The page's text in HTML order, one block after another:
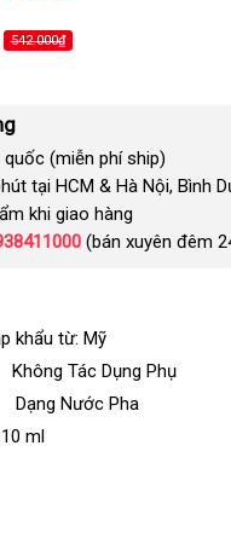
542.000₫
(miễn phí ship)
tại HCM & Hà Nội, Bình
khi giao hàng
(bán xuyên đêm
khẩu từ: Mỹ
Tác Dụng Phụ
Nước Pha
ml